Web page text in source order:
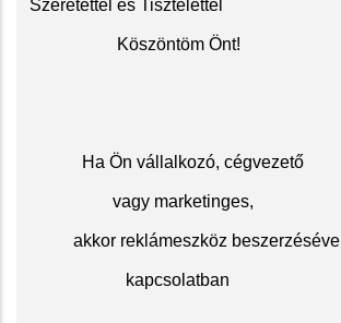
Szeretettel és Tisztelettel
Köszöntöm Önt!
Ha Ön vállalkozó, cégvezető
vagy marketinges,
akkor reklámeszköz beszerzésével
kapcsolatban